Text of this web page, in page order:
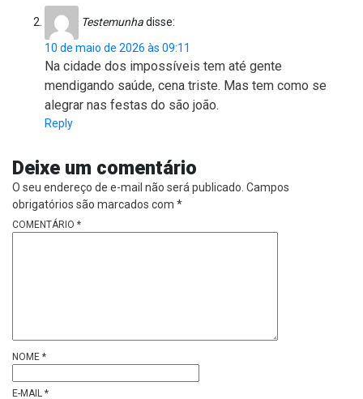
Testemunhadisse:
10 de maio de 2026 às 09:11
Na cidade dos impossíveis tem até gente
mendigando saúde, cena triste. Mas tem como se
alegrar nas festas do são joão.
Reply
Deixe um comentário
O seu endereço de e-mail não será publicado. Campos
obrigatórios são marcados com *
COMENTÁRIO *
NOME *
E-MAIL *